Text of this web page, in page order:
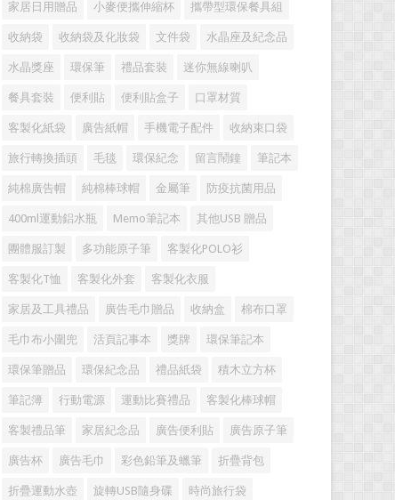
家居日用贈品 小麥便攜伸縮杯 攜帶型環保餐具組
收納袋 收納袋及化妝袋 文件袋 水晶座及紀念品
水晶獎座 環保筆 禮品套裝 迷你無線喇叭
餐具套裝 便利貼 便利貼盒子 口罩材質
客製化紙袋 廣告紙帽 手機電子配件 收納束口袋
旅行轉換插頭 毛毯 環保紀念 留言鬧鐘 筆記本
純棉廣告帽 純棉棒球帽 金屬筆 防疫抗菌用品
400ml運動鋁水瓶 Memo筆記本 其他USB 贈品
團體服訂製 多功能原子筆 客製化POLO衫
客製化T恤 客製化外套 客製化衣服
家居及工具禮品 廣告毛巾贈品 收納盒 棉布口罩
毛巾布小圍兜 活頁記事本 獎牌 環保筆記本
環保筆贈品 環保紀念品 禮品紙袋 積木立方杯
筆記簿 行動電源 運動比賽禮品 客製化棒球帽
客製禮品筆 家居紀念品 廣告便利貼 廣告原子筆
廣告杯 廣告毛巾 彩色鉛筆及蠟筆 折疊背包
折疊運動水壺 旋轉USB隨身碟 時尚旅行袋